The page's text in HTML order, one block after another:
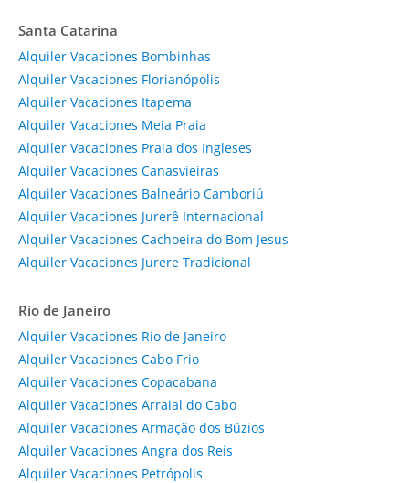
Santa Catarina
Alquiler Vacaciones Bombinhas
Alquiler Vacaciones Florianópolis
Alquiler Vacaciones Itapema
Alquiler Vacaciones Meia Praia
Alquiler Vacaciones Praia dos Ingleses
Alquiler Vacaciones Canasvieiras
Alquiler Vacaciones Balneário Camboriú
Alquiler Vacaciones Jurerê Internacional
Alquiler Vacaciones Cachoeira do Bom Jesus
Alquiler Vacaciones Jurere Tradicional
Rio de Janeiro
Alquiler Vacaciones Rio de Janeiro
Alquiler Vacaciones Cabo Frio
Alquiler Vacaciones Copacabana
Alquiler Vacaciones Arraial do Cabo
Alquiler Vacaciones Armação dos Búzios
Alquiler Vacaciones Angra dos Reis
Alquiler Vacaciones Petrópolis